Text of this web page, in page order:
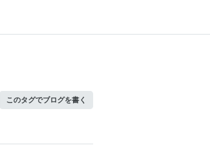
このタグでブログを書く